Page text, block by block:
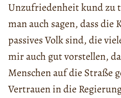
Unzufriedenheit kund zu
man auch sagen, dass die
passives Volk sind, die
mir auch gut vorstellen,
Menschen auf die Straße
Vertrauen in die